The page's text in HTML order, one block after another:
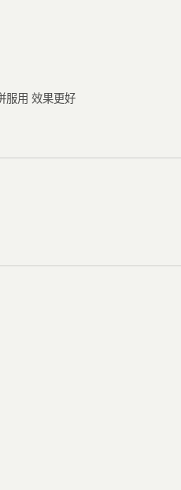
服用 效果更好